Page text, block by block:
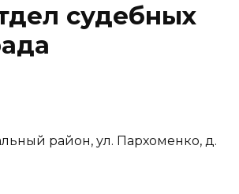
судебных
район, ул. Пархоменко, д.